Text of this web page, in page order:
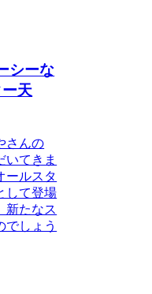
シーな
天
さんの
いてきま
ールスタ
して登場
新たなス
でしょう